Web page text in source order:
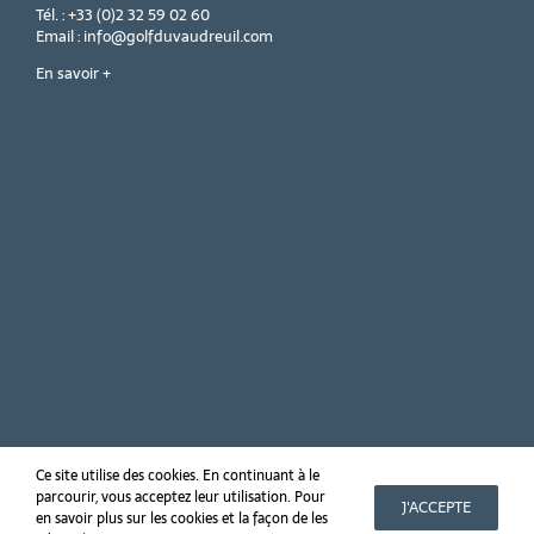
Tél. : +33 (0)2 32 59 02 60
Email : info@golfduvaudreuil.com
En savoir +
Copyright 2019 Golf PGA France du Vaudreuil
Ce site utilise des cookies. En continuant à le
parcourir, vous acceptez leur utilisation. Pour
en savoir plus sur les cookies et la façon de les
J'ACCEPTE